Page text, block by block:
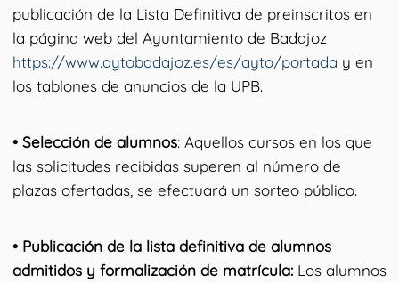
publicación de la Lista Definitiva de preinscritos en
la página web del Ayuntamiento de Badajoz
https://www.aytobadajoz.es/es/ayto/portada y en
los tablones de anuncios de la UPB.
• Selección de alumnos: Aquellos cursos en los que
las solicitudes recibidas superen al número de
plazas ofertadas, se efectuará un sorteo público.
• Publicación de la lista definitiva de alumnos
admitidos y formalización de matrícula:Los alumnos